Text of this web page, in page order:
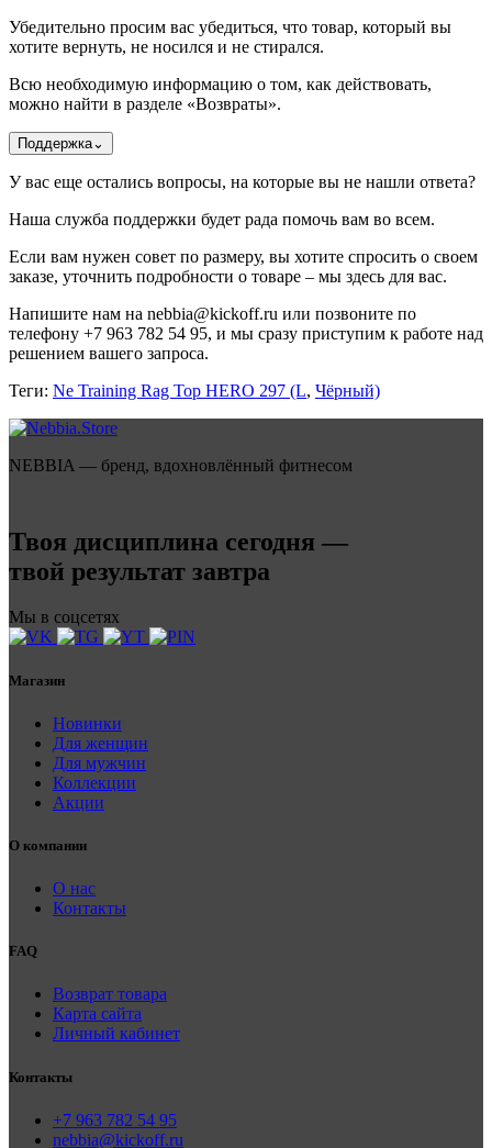
Убедительно просим вас убедиться, что товар, который вы
хотите вернуть, не носился и не стирался.
Всю необходимую информацию о том, как действовать,
можно найти в разделе «Возвраты».
Поддержка⌄
У вас еще остались вопросы, на которые вы не нашли ответа?
Наша служба поддержки будет рада помочь вам во всем.
Если вам нужен совет по размеру, вы хотите спросить о своем
заказе, уточнить подробности о товаре – мы здесь для вас.
Напишите нам на nebbia@kickoff.ru или позвоните по
телефону +7 963 782 54 95, и мы сразу приступим к работе над
решением вашего запроса.
Теги: Ne Training Rag Top HERO 297 (L, Чёрный)
NEBBIA — бренд, вдохновлённый фитнесом
Твоя дисциплина сегодня —
твой результат завтра
Мы в соцсетях
Магазин
Новинки
Для женщин
Для мужчин
Коллекции
Акции
О компании
О нас
Контакты
FAQ
Возврат товара
Карта сайта
Личный кабинет
Контакты
+7 963 782 54 95
nebbia@kickoff.ru